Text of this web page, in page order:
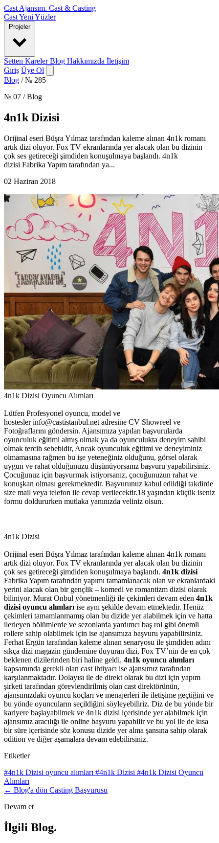
Cast Ajansım. Cast & Casting
CastYeni Yüzler
Projeler
Setten KarelerBlog Hakkımızda İletişim
Giriş Üye Ol
Blog / № 285
№ 07 / Blog
4n1k Dizisi
Orijinal eseri Büşra Yılmaz tarafından kaleme alınan 4n1k romanı
artık dizi oluyor. Fox TV ekranlarında yer alacak olan bu dizinin
çok ses getireceği şimdiden konuşulmaya başlandı. 4n1k
dizisi Fabrika Yapım tarafından ya...
02 Haziran 2018
4n1k Dizisi Oyuncu Alımları
Lütfen Profesyonel oyuncu, model ve
hosteslerinfo@castistanbul.net adresine CV Showreel ve
Fotoğraflarını göndersin. Ajansımıza yapılan başvurularda
oyunculuk eğitimi almış olmak ya da oyunculukta deneyim sahibi
olmak tercih sebebidir, Ancak oyunculuk eğitimi ve deneyiminiz
olmamasına rağmen bu işe yeteneğiniz olduğunu, görsel olarak
uygun ve rahat olduğunuzu düşünüyorsanız başvuru yapabilirsiniz.
Çocuğunuz için başvurmak istiyorsanız, çocuğunuzun rahat ve
konuşkan olması gerekmektedir. Başvurunuz kabul edildiği takdirde
size mail veya telefon ile cevap verilecektir.18 yaşından küçük iseniz
formu doldururken mutlaka yanınızda veliniz olsun.
4n1k Dizisi
Orijinal eseri Büşra Yılmaz tarafından kaleme alınan 4n1k romanı
artık dizi oluyor. Fox TV ekranlarında yer alacak olan bu dizinin
çok ses getireceği şimdiden konuşulmaya başlandı. 4n1k dizisi
Fabrika Yapım tarafından yapımı tamamlanacak olan ve ekranlardaki
yerini alacak olan bir gençlik – komedi ve romantizm dizisi olarak
biliniyor. Murat Onbul yönetmenliği ile çekimleri devam eden 4n1k
dizisi oyuncu alımları ise aynı şekilde devam etmektedir. Henüz
çekimleri tamamlanmamış olan bu dizide yer alabilmek için ve hatta
ilerleyen bölümlerde ve sezonlarda yardımcı baş rol gibi önemli
rollere sahip olabilmek için ise ajansımıza başvuru yapabilirsiniz.
Ferhat Ergün tarafından kaleme alınan senaryosu ile şimdiden adını
sıkça dizi magazin gündemine duyuran dizi, Fox TV’nin de en çok
beklenen dizilerinden biri haline geldi. 4n1k oyuncu alımları
kapsamında gerekli olan cast ihtiyacı ise ajansımız tarafından
karşılanmaktadır. Dolayısı ile de direkt olarak bu dizi için yapım
şirketi tarafından görevlendirilmiş olan cast direktörünün,
ajansımızdaki oyuncu koçları ve menajerleri ile iletişime geçtiğini ve
bu yönde oyuncuların seçildiğini söyleyebiliriz. Diz de bu yönde bir
kariyere başlayabilmek ve 4n1k dizisi içerisinde yer alabilmek için
ajansımız aracılığı ile online başvuru yapabilir ve bu yol ile de kısa
bir süre içerisinde söz konusu dizide yer alma şansına sahip olarak
odition ve diğer aşamalara devam edebilirsiniz.
Etiketler
#4n1k Dizisi oyuncu alımları #4n1k Dizisi #4n1k Dizisi Oyuncu
Alımları
← Blog'a dön Casting Başvurusu
Devam et
İlgili Blog.